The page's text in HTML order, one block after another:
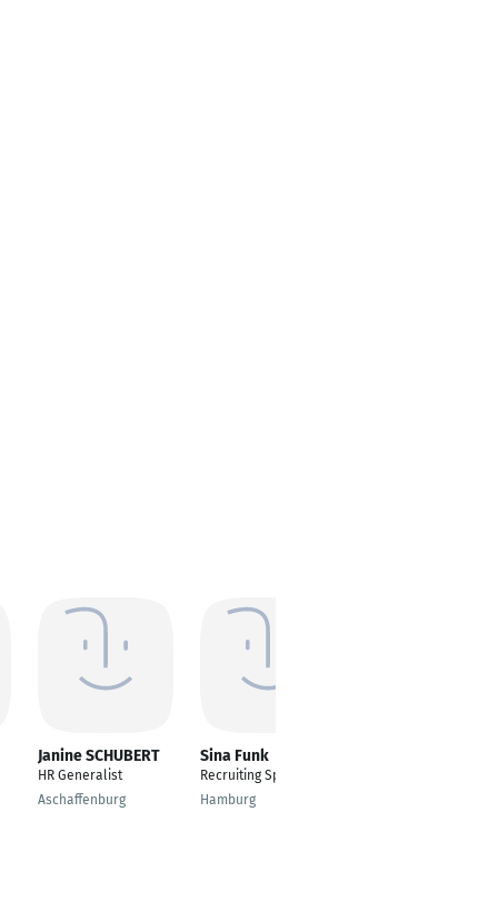
Janine SCHUBERT
HR Generalist
Aschaffenburg
Sina Funk
Recruiting Specialist
Hamburg